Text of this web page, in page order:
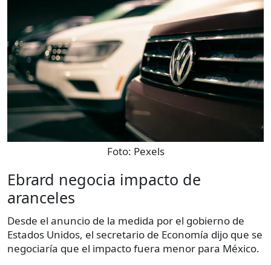
Foto: Pexels
Ebrard negocia impacto de
aranceles
Desde el anuncio de la medida por el gobierno de
Estados Unidos, el secretario de Economía dijo que se
negociaría que el impacto fuera menor para México.